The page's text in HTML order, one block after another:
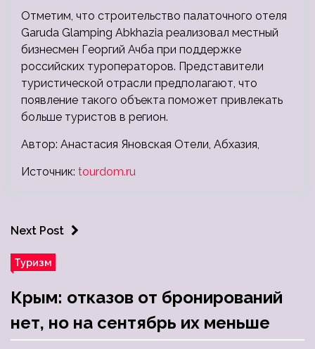
Отметим, что строительство палаточного отеля
Garuda Glamping Abkhazia реализовал местный
бизнесмен Георгий Ачба при поддержке
российских туроператоров. Представители
туристической отрасли предполагают, что
появление такого объекта поможет привлекать
больше туристов в регион.
Автор: Анастасия Яновская Отели, Абхазия,
Источник: tourdom.ru
Next Post
Туризм
Крым: отказов от бронирований
нет, но на сентябрь их меньше